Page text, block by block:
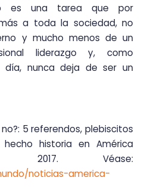
es una tarea que por
a toda la sociedad, no
y mucho menos de un
liderazgo y, como
día, nunca deja de ser un
5 referendos, plebiscitos
historia en América
2017. Véase:
noticias-america-